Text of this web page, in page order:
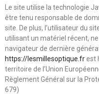
Le site utilise la technologie
être tenu responsable de
site. De plus, l’utilisateur du
utilisant un matériel récent,
navigateur de dernière
https://lesmillesoptique.frest
territoire de l’Union
Règlement Général sur la
679)